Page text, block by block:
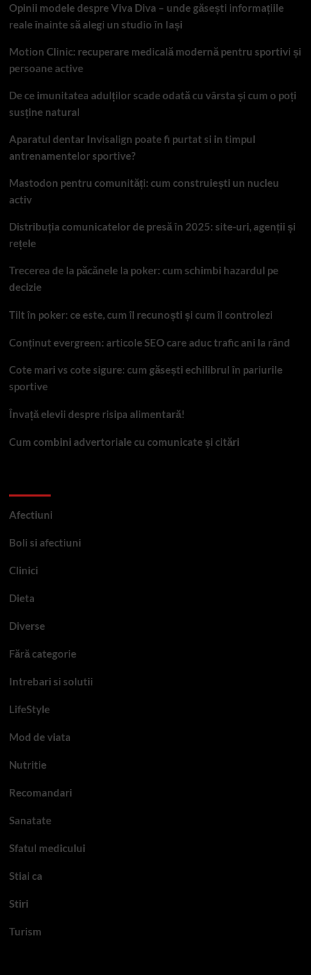
Opinii modele despre Viva Diva – unde găsești informațiile
reale înainte să alegi un studio în Iași
Motion Clinic: recuperare medicală modernă pentru sportivi și
persoane active
De ce imunitatea adulților scade odată cu vârsta și cum o poți
susține natural
Aparatul dentar Invisalign poate fi purtat si in timpul
antrenamentelor sportive?
Mastodon pentru comunități: cum construiești un nucleu
activ
Distribuția comunicatelor de presă în 2025: site-uri, agenții și
rețele
Trecerea de la păcănele la poker: cum schimbi hazardul pe
decizie
Tilt în poker: ce este, cum îl recunoști și cum îl controlezi
Conținut evergreen: articole SEO care aduc trafic ani la rând
Cote mari vs cote sigure: cum găsești echilibrul în pariurile
sportive
Învață elevii despre risipa alimentară!
Cum combini advertoriale cu comunicate și citări
Afectiuni
Boli si afectiuni
Clinici
Dieta
Diverse
Fără categorie
Intrebari si solutii
LifeStyle
Mod de viata
Nutritie
Recomandari
Sanatate
Sfatul medicului
Stiai ca
Stiri
Turism